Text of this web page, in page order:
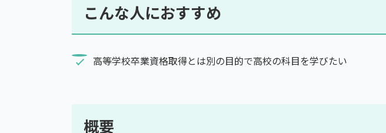
こんな人におすすめ
高等学校卒業資格取得とは別の目的で高校の科目を学びたい
概要